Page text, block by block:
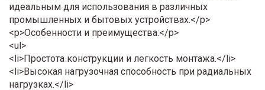
идеальным для использования в различных
промышленных и бытовых устройствах.</p>
<p>Особенности и преимущества:</p>
<ul>
<li>Простота конструкции и легкость монтажа.</li>
<li>Высокая нагрузочная способность при радиальных
нагрузках.</li>